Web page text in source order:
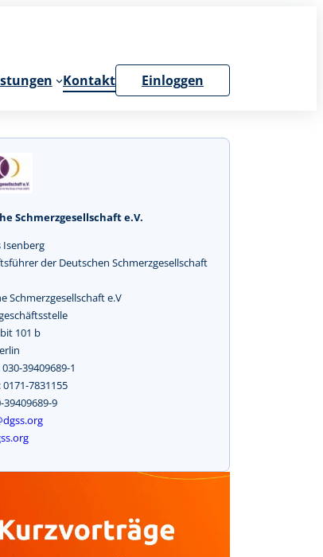
Kontakt Einloggen
Schmerzgesellschaft e.V.
Isenberg
der Deutschen Schmerzgesellschaft
Schmerzgesellschaft e.V
101 b
39409689-1
7831155
39409689-9